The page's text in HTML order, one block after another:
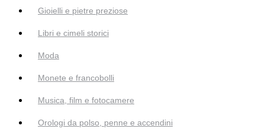
Gioielli e pietre preziose
Libri e cimeli storici
Moda
Monete e francobolli
Musica, film e fotocamere
Orologi da polso, penne e accendini